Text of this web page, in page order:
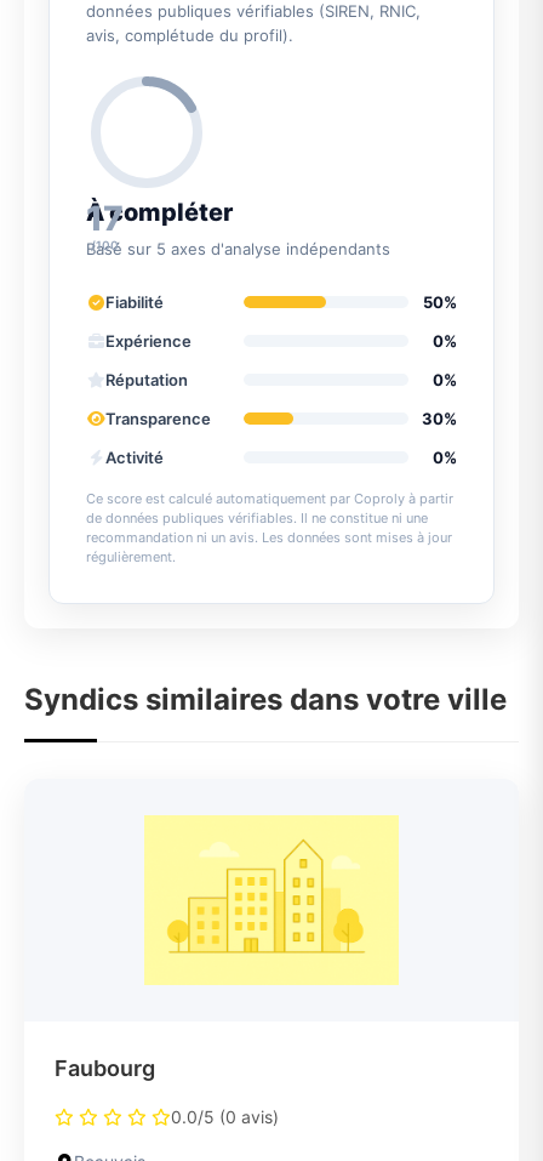
données publiques vérifiables (SIREN, RNIC,
avis, complétude du profil).
17
/100
À compléter
Basé sur 5 axes d'analyse indépendants
Fiabilité
50%
Expérience
0%
Réputation
0%
Transparence
30%
Activité
0%
Ce score est calculé automatiquement par Coproly à partir
de données publiques vérifiables. Il ne constitue ni une
recommandation ni un avis. Les données sont mises à jour
régulièrement.
Syndics similaires dans votre ville
Faubourg
0.0/5 (0 avis)